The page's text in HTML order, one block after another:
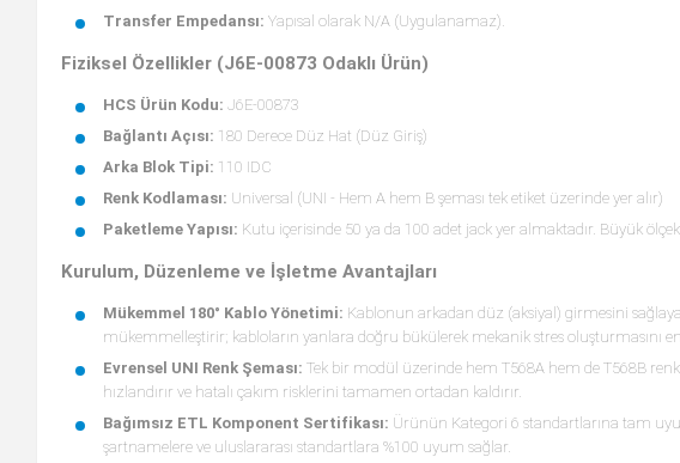
Transfer Empedansı: Yapısal olarak N/A (Uygulanamaz).
Fiziksel Özellikler (J6E-00873 Odaklı Ürün)
HCS Ürün Kodu: J6E-00873
Bağlantı Açısı: 180 Derece Düz Hat (Düz Giriş)
Arka Blok Tipi: 110 IDC
Renk Kodlaması: Universal (UNI - Hem A hem B şeması tek etiket üzerinde yer alır)
Paketleme Yapısı: Kutu içerisinde 50 ya da 100 adet jack yer almaktadır. Büyük
Kurulum, Düzenleme ve İşletme Avantajları
Mükemmel 180° Kablo Yönetimi: Kablonun arkadan düz (aksiyal) girmesini
mükemmelleştirir; kabloların yanlara doğru bükülerek mekanik stres oluşturmasını
Evrensel UNI Renk Şeması: Tek bir modül üzerinde hem T568A hem de T568B
hızlandırır ve hatalı çakım risklerini tamamen ortadan kaldırır.
Bağımsız ETL Komponent Sertifikası: Ürünün Kategori 6 standartlarına tam
şartnamelere ve uluslararası standartlara %100 uyum sağlar.